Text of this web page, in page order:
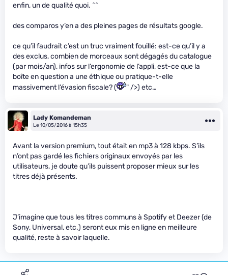
enfin, un de qualité quoi. ^^
des comparos y’en a des pleines pages de résultats google.
ce qu’il faudrait c’est un truc vraiment fouillé: est-ce qu’il y a
des exclus, combien de morceaux sont dégagés du catalogue
(par mois/an), infos sur l’ergonomie de l’appli, est-ce que la
boîte en question a une éthique ou pratique-t-elle
massivement l’évasion fiscale? (
" />) etc…
Lady Komandeman
Le 10/05/2016 à 15h35
Avant la version premium, tout était en mp3 à 128 kbps. S’ils
n’ont pas gardé les fichiers originaux envoyés par les
utilisateurs, je doute qu’ils puissent proposer mieux sur les
titres déjà présents.
J’imagine que tous les titres communs à Spotify et Deezer (de
Sony, Universal, etc.) seront eux mis en ligne en meilleure
qualité, reste à savoir laquelle.